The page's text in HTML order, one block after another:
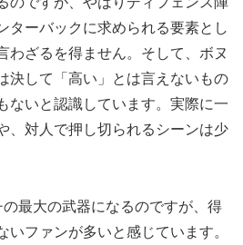
ターバックに求められる要素とし
わざるを得ません。そして、ボヌ
決して「高い」とは言えないもの
ないと認識しています。実際に一
、対人で押し切られるシーンは少
の最大の武器になるのですが、得
いファンが多いと感じています。